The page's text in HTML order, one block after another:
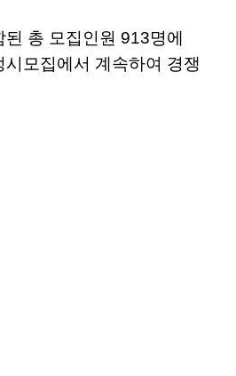
총 모집인원 913명에
모집에서 계속하여 경쟁